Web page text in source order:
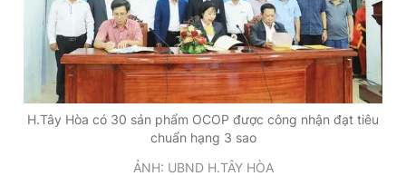
H.Tây Hòa có 30 sản phẩm OCOP được công nhận đạt tiêu
chuẩn hạng 3 sao
ẢNH: UBND H.TÂY HÒA